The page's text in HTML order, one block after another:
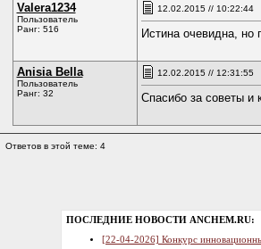
Valera1234
Пользователь
Ранг: 516
12.02.2015 // 10:22:44
Истина очевидна,
Anisia Bella
Пользователь
Ранг: 32
12.02.2015 // 12:31:55
Спасибо за советы и
Ответов в этой теме: 4
ПОСЛЕДНИЕ НОВОСТИ ANCHEM.RU:
[22-04-2026] Конкурс